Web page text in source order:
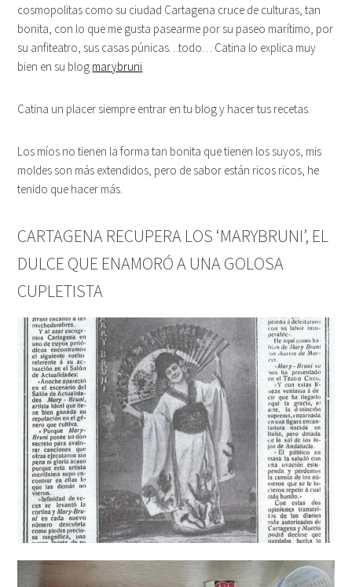
cosmopolitas como su ciudad Cartagena cruce de culturas, tan
bonita, con lo que me gusta pasearme por su paseo marítimo, por
su anfiteatro, sus casas púnicas…todo… Catina lo explica muy
bien en su blog marybruni
Catina un placer siempre entrar en tu blog y hacer tus recetas.
Los míos no tienen la forma tan bonita que tienen los suyos, mis
moldes son más extendidos, pero de sabor están ricos ricos, he
tenido que hacer más.
CARTAGENA RECUPERA LOS ‘MARYBRUNI’, EL
DULCE QUE ENAMORÓ A UNA GOLOSA
CUPLETISTA